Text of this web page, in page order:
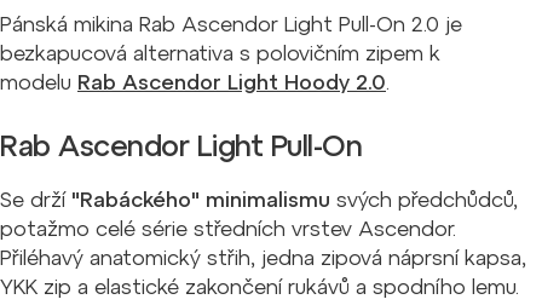
Pánská mikina Rab Ascendor Light Pull-On 2.0 je
bezkapucová alternativa s polovičním zipem k
modelu Rab Ascendor Light Hoody 2.0.
Rab Ascendor Light Pull-On
Se drží "Rabáckého" minimalismu svých předchůdců,
potažmo celé série středních vrstev Ascendor.
Přiléhavý anatomický střih, jedna zipová náprsní kapsa,
YKK zip a elastické zakončení rukávů a spodního lemu.